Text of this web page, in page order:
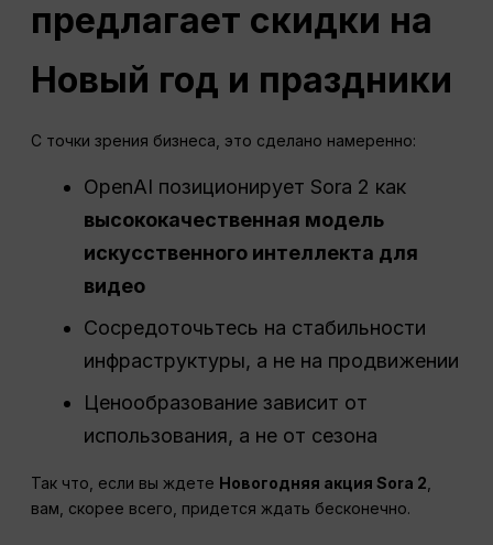
предлагает скидки на
Новый год и праздники
С точки зрения бизнеса, это сделано намеренно:
OpenAI позиционирует Sora 2 как
высококачественная модель
искусственного интеллекта для
видео
Сосредоточьтесь на стабильности
инфраструктуры, а не на продвижении
Ценообразование зависит от
использования, а не от сезона
Так что, если вы ждете Новогодняя акция Sora 2
вам, скорее всего, придется ждать бесконечно.